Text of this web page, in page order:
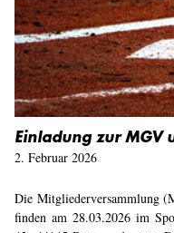
Einladung zur MGV
2. Februar 2026
Die Mitgliederversammlung
finden am 28.03.2026 im